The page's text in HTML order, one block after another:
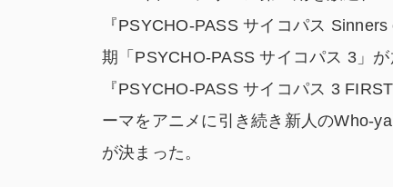
『PSYCHO-PASS サイコパス
期「PSYCHO-PASS サイコパス 3」
『PSYCHO-PASS サイコパス 3
ーマをアニメに引き続き新人のWho-
が決まった。